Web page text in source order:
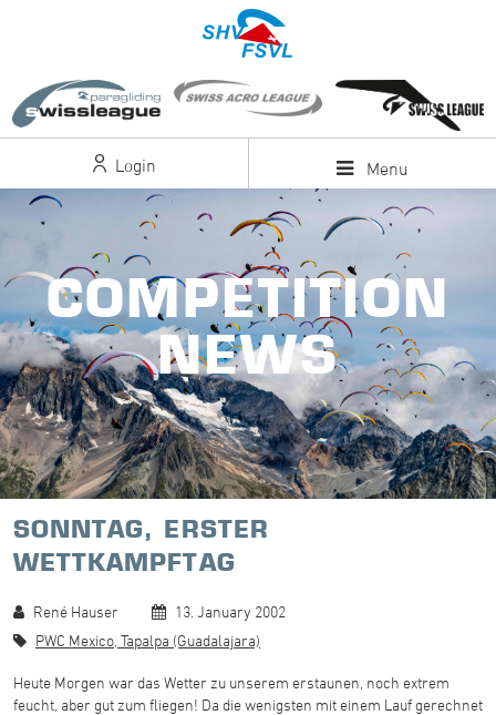
Login Menu
COMPETITION
NEWS
SONNTAG, ERSTER
WETTKAMPFTAG
René Hauser
13. January 2002
PWC Mexico, Tapalpa (Guadalajara)
Heute Morgen war das Wetter zu unserem erstaunen, noch extrem
feucht, aber gut zum fliegen! Da die wenigsten mit einem Lauf gerechnet